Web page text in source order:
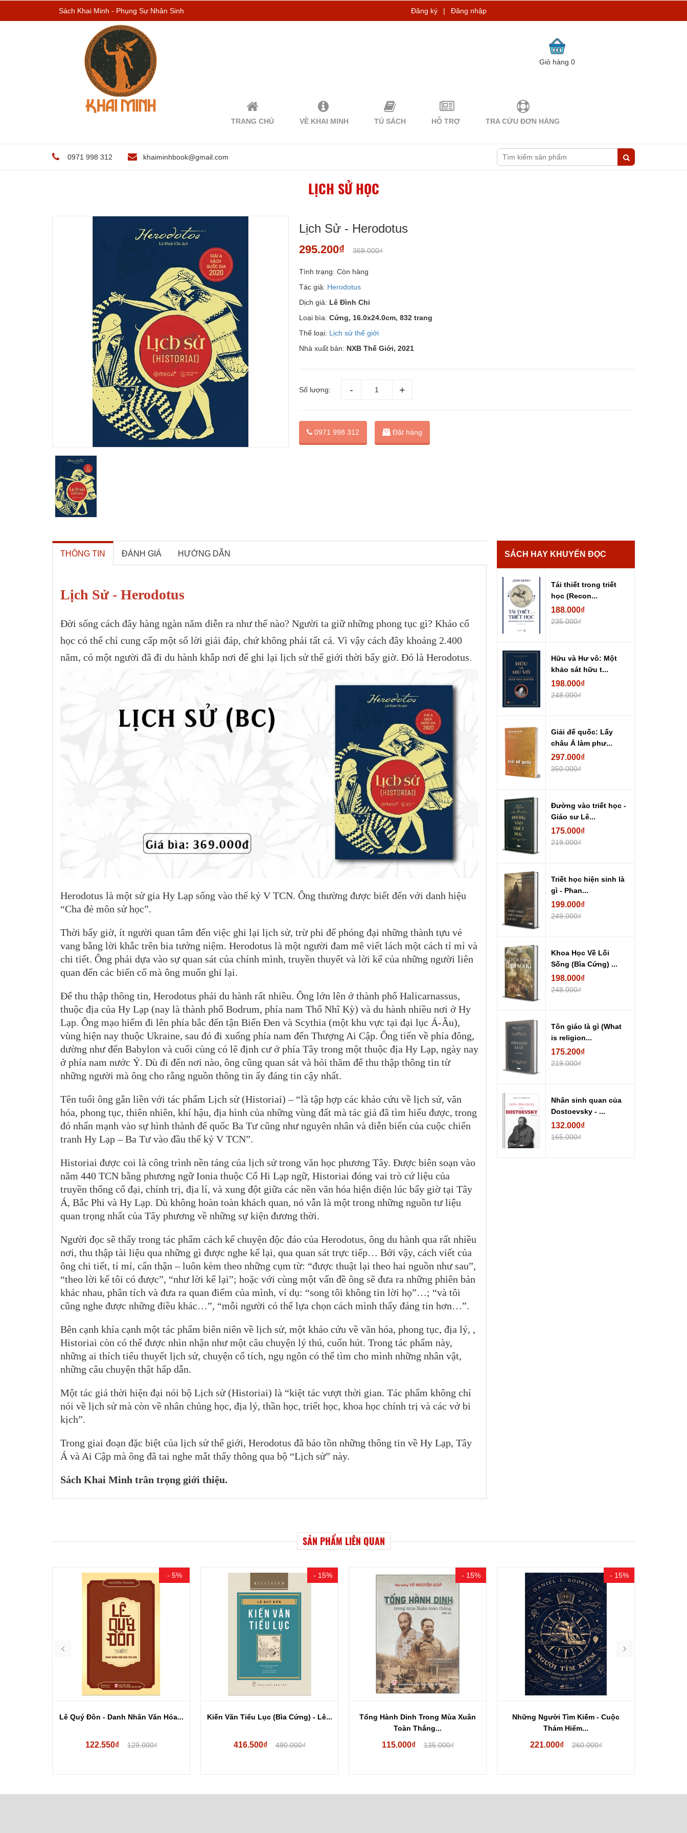
Sách Khai Minh - Phụng Sự Nhân Sinh Đăng ký | Đăng nhập
Giỏ hàng0
TRANG CHỦ VỀ KHAI MINH TỦ SÁCH HỖ TRỢ TRA CỨU ĐƠN HÀNG
0971 998 312 khaiminhbook@gmail.com
LỊCH SỬ HỌC
Lịch Sử - Herodotus
295.200₫ 369.000₫
Tình trạng: Còn hàng
Tác giả: Herodotus
Dịch giả: Lê Đình Chi
Loại bìa:Cứng, 16.0x24.0cm, 832 trang
Thể loại: Lịch sử thế giới
Nhà xuất bản: NXB Thế Giới, 2021
Số lượng:
0971 998 312 Đặt hàng
THÔNG TIN ĐÁNH GIÁ HƯỚNG DẪN
Lịch Sử - Herodotus
Đời sống cách đây hàng ngàn năm diễn ra như thế nào? Người ta giữ những phong tục gì? Khảo cổ
học có thể chỉ cung cấp một số lời giải đáp, chứ không phải tất cả. Vì vậy cách đây khoảng 2.400
năm, có một người đã đi du hành khắp nơi để ghi lại lịch sử thế giới thời bấy giờ. Đó là Herodotus.
Herodotus là một sử gia Hy Lạp sống vào thế kỷ V TCN. Ông thường được biết đến với danh hiệu
“Cha đẻ môn sử học”.
Thời bấy giờ, ít người quan tâm đến việc ghi lại lịch sử, trừ phi để phóng đại những thành tựu vẻ
vang bằng lời khắc trên bia tưởng niệm. Herodotus là một người đam mê viết lách một cách tỉ mỉ và
chi tiết. Ông phải dựa vào sự quan sát của chính mình, truyền thuyết và lời kể của những người liên
quan đến các biến cố mà ông muốn ghi lại.
Để thu thập thông tin, Herodotus phải du hành rất nhiều. Ông lớn lên ở thành phố Halicarnassus,
thuộc địa của Hy Lạp (nay là thành phố Bodrum, phía nam Thổ Nhĩ Kỳ) và du hành nhiều nơi ở Hy
Lạp. Ông mạo hiểm đi lên phía bắc đến tận Biển Đen và Scythia (một khu vực tại đại lục Á-Âu),
vùng hiện nay thuộc Ukraine, sau đó đi xuống phía nam đến Thượng Ai Cập. Ông tiến về phía đông,
dường như đến Babylon và cuối cùng có lẽ định cư ở phía Tây trong một thuộc địa Hy Lạp, ngày nay
ở phía nam nước Ý. Dù đi đến nơi nào, ông cũng quan sát và hỏi thăm để thu thập thông tin từ
những người mà ông cho rằng nguồn thông tin ấy đáng tin cậy nhất.
Tên tuổi ông gắn liền với tác phẩm Lịch sử (Historiai) – “là tập hợp các khảo cứu về lịch sử, văn
hóa, phong tục, thiên nhiên, khí hậu, địa hình của những vùng đất mà tác giả đã tìm hiểu được, trong
đó nhấn mạnh vào sự hình thành đế quốc Ba Tư cũng như nguyên nhân và diễn biến của cuộc chiến
tranh Hy Lạp – Ba Tư vào đầu thế kỷ V TCN”.
Historiai được coi là công trình nền tảng của lịch sử trong văn học phương Tây. Được biên soạn vào
năm 440 TCN bằng phương ngữ Ionia thuộc Cổ Hi Lạp ngữ, Historiai đóng vai trò cứ liệu của
truyền thống cổ đại, chính trị, địa lí, và xung đột giữa các nền văn hóa hiện diện lúc bấy giờ tại Tây
Á, Bắc Phi và Hy Lạp. Dù không hoàn toàn khách quan, nó vẫn là một trong những nguồn tư liệu
quan trọng nhất của Tây phương về những sự kiện đương thời.
Người đọc sẽ thấy trong tác phẩm cách kể chuyện độc đáo của Herodotus, ông du hành qua rất nhiều
nơi, thu thập tài liệu qua những gì được nghe kể lại, qua quan sát trực tiếp… Bởi vậy, cách viết của
ông chi tiết, tỉ mỉ, cẩn thận – luôn kèm theo những cụm từ: “được thuật lại theo hai nguồn như sau”,
“theo lời kể tôi có được”, “như lời kể lại”; hoặc với cùng một vấn đề ông sẽ đưa ra những phiên bản
khác nhau, phân tích và đưa ra quan điểm của mình, ví dụ: “song tôi không tin lời họ”…; “và tôi
cũng nghe được những điều khác…”, “mỗi người có thể lựa chọn cách mình thấy đáng tin hơn…”.
Bên cạnh khía cạnh một tác phẩm biên niên về lịch sử, một khảo cứu về văn hóa, phong tục, địa lý, ,
Historiai còn có thể được nhìn nhận như một câu chuyện lý thú, cuốn hút. Trong tác phẩm này,
những ai thích tiểu thuyết lịch sử, chuyện cổ tích, ngụ ngôn có thể tìm cho mình những nhân vật,
những câu chuyện thật hấp dẫn.
Một tác giả thời hiện đại nói bộ Lịch sử (Historiai) là “kiệt tác vượt thời gian. Tác phẩm không chỉ
nói về lịch sử mà còn về nhân chủng học, địa lý, thần học, triết học, khoa học chính trị và các vở bi
kịch”.
Trong giai đoạn đặc biệt của lịch sử thế giới, Herodotus đã bảo tồn những thông tin về Hy Lạp, Tây
Á và Ai Cập mà ông đã tai nghe mắt thấy thông qua bộ “Lịch sử” này.
Sách Khai Minh trân trọng giới thiệu.
SÁCH HAY KHUYẾN ĐỌC
Tái thiết trong triết
học (Recon...
188.000₫
235.000₫
Hữu và Hư vô: Một
khảo sát hữu t...
198.000₫
248.000₫
Giải đế quốc: Lấy
châu Á làm phư...
297.000₫
350.000₫
Đường vào triết học -
Giáo sư Lê...
175.000₫
219.000₫
Triết học hiện sinh là
gì - Phan...
199.000₫
249.000₫
Khoa Học Về Lối
Sống (Bìa Cứng) ...
198.000₫
248.000₫
Tôn giáo là gì (What
is religion...
175.200₫
219.000₫
Nhân sinh quan của
Dostoevsky - ...
132.000₫
165.000₫
SẢN PHẨM LIÊN QUAN
- 5%
Lê Quý Đôn - Danh Nhân Văn Hóa...
122.550₫ 129.000₫
- 15%
Kiến Văn Tiểu Lục (Bìa Cứng) - Lê...
416.500₫ 490.000₫
- 15%
Tổng Hành Dinh Trong Mùa Xuân
Toàn Thắng...
115.000₫ 135.000₫
- 15%
Những Người Tìm Kiếm - Cuộc
Thám Hiểm...
221.000₫ 260.000₫